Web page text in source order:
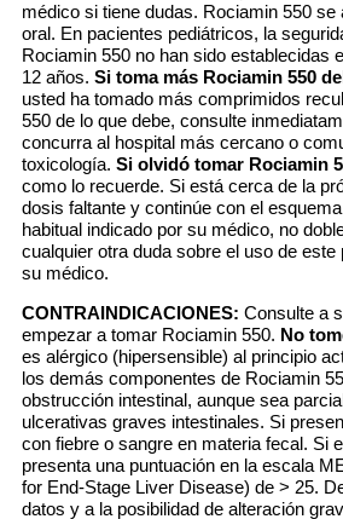
médico si tiene dudas. Rociamin 550
oral. En pacientes pediátricos, la
Rociamin 550 no han sido establecidas
12 años. Si toma más Rociamin 550
usted ha tomado más comprimidos
550 de lo que debe, consulte
concurra al hospital más cercano o
toxicología. Si olvidó tomar Rociamin
como lo recuerde. Si está cerca de la
dosis faltante y continúe con el
habitual indicado por su médico, no
cualquier otra duda sobre el uso de este
su médico.
CONTRAINDICACIONES: Consulte a
empezar a tomar Rociamin 550. No
es alérgico (hipersensible) al principio
los demás componentes de Rociamin
obstrucción intestinal, aunque sea
ulcerativas graves intestinales. Si
con fiebre o sangre en materia fecal. Si
presenta una puntuación en la escala
for End-Stage Liver Disease) de > 25.
datos y a la posibilidad de alteración